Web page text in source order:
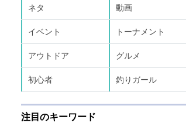
ネタ 動画
イベント トーナメント
アウトドア グルメ
初心者 釣りガール
注目のキーワード